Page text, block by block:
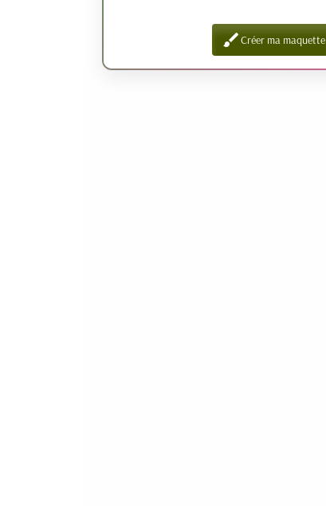
brushCréer ma maquette